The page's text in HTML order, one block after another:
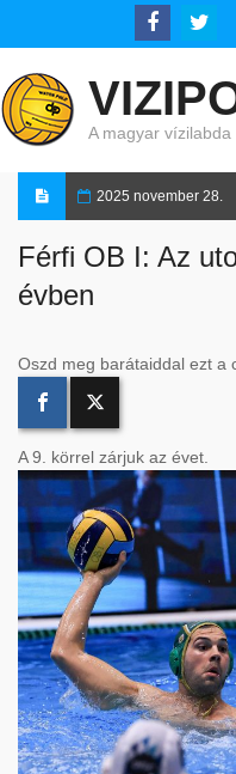
A magyar
2025 november 28.
Férfi OB I: Az
évben
Oszd meg barátaiddal ezt a
A 9. körrel zárjuk az évet.